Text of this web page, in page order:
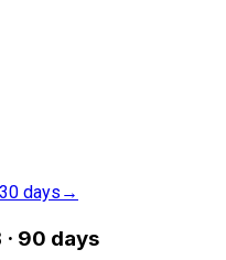
30 days →
· 90 days